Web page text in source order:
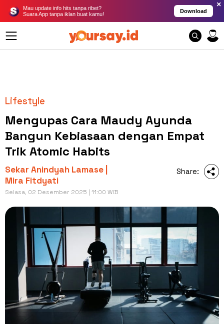
Mau update info hits tanpa ribet?
Suara App tanpa iklan buat kamu!
Download
×
Lifestyle
Mengupas Cara Maudy Ayunda
Bangun Kebiasaan dengan Empat
Trik Atomic Habits
Sekar Anindyah Lamase |
Mira Fitdyati
Selasa, 02 Desember 2025 | 11:00 WIB
Share: